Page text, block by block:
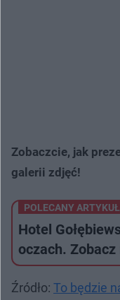
Zobaczcie, jak
galerii zdjęć!
POLECANY
Hotel
oczach.
Źródło: To będzie